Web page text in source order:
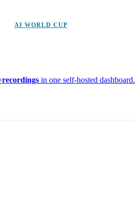
AI WORLD CUP
recordings in one self-hosted dashboard.